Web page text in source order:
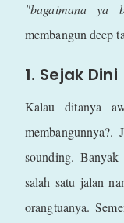
"bagaimana ya
membangun deep
1. Sejak Dini
Kalau ditanya
sounding.
salah satu jalan
orangtuanya.